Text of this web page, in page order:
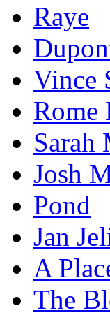
Raye
Vince
Rome
Sarah
Josh
Pond
Jan
A
The